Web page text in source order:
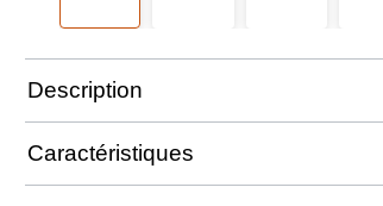
Description
Caractéristiques